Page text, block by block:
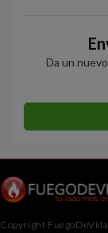
Da un
Copyright